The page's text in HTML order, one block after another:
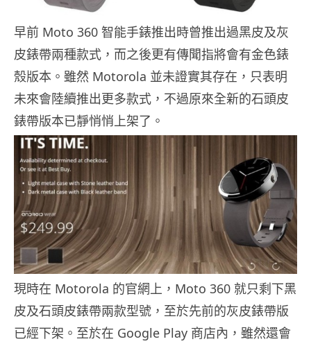
早前 Moto 360 智能手錶推出時曾推出過黑皮及灰
皮錶帶兩種款式，而之後更有傳聞指將會有金色錶
殼版本。雖然 Motorola 並未證實其存在，只表明
未來會陸續推出更多款式，不過原來全新的石頭皮
錶帶版本已靜悄悄上架了。
現時在 Motorola 的官網上，Moto 360 就只剩下黑
皮及石頭皮錶帶兩款型號，至於先前的灰皮錶帶版
已經下架。至於在 Google Play 商店內，雖然還會